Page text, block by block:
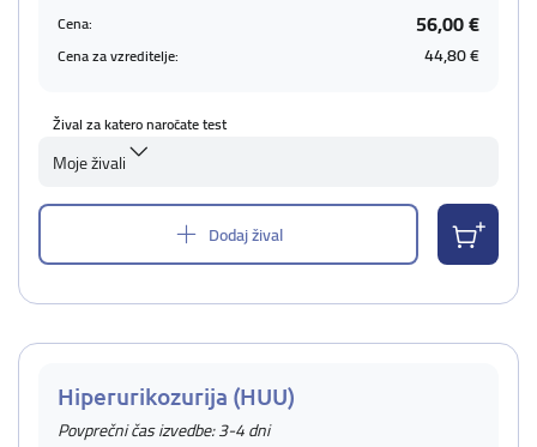
Cena: 56,00 €
Cena za vzreditelje: 44,80 €
Žival za katero naročate test
Moje živali
Dodaj žival
Hiperurikozurija (HUU)
Povprečni čas izvedbe: 3-4 dni